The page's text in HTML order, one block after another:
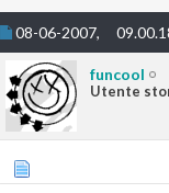
08-06-2007,
funcool
Utente